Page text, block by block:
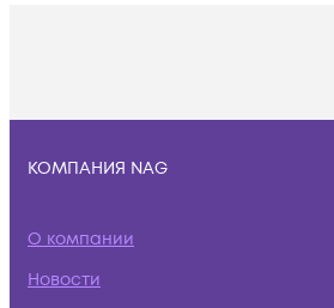
КОМПАНИЯ NAG
О компании
Новости